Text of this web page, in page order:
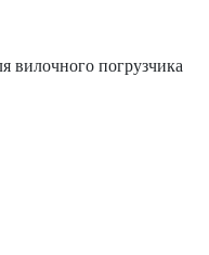
вилочного погрузчика